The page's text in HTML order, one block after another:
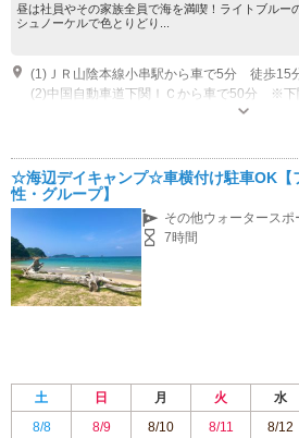
昼は社員やその家族全員で海を満喫！ライトブルー
シュノーケルで色とりどり...
(1)ＪＲ山陰本線小串駅から車で5分 徒歩15
(2)中国自動車道下関ＩＣから車で50分 ※下
営業期間：夏季：2026年6月28日～9月10
合せ下さいませ 営業時間：平日 10～17
☆海辺デイキャンプ☆車横付け駐車OK【
性・グループ】
その他ウォータース
7時間
土 日 月 火 水
8/8
8/9 8/10 8/11 8/12